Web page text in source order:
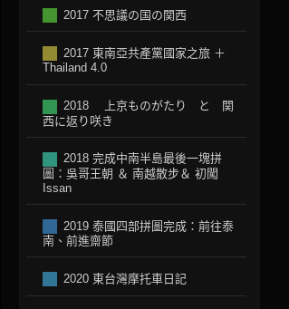
2017 不思議の国の関西
2017 東南亞共產黨國家之旅 ＋
Thailand 4.0
2018 上京ものがたり と 関
西に返り咲き
2018 完成中南半島最後一塊拼
圖：吳哥王朝 ＆ 南越散步＆ 初闖
Issan
2019 泰國四部拼圖完成：前往泰
南、前進齋節
2020 東台灣摩托車日記